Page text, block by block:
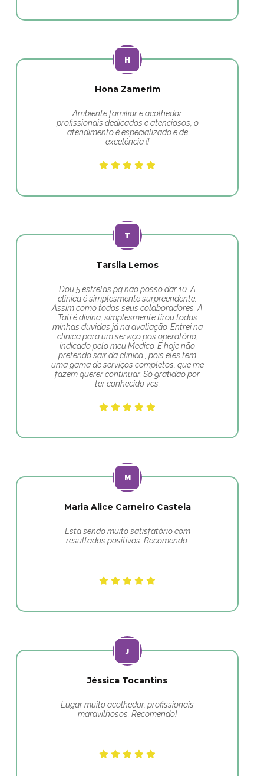
Hona Zamerim
Ambiente familiar e acolhedor
profissionais dedicados e atenciosos, o
atendimento é especializado e de
excelência.!!
Tarsila Lemos
Dou 5 estrelas pq nao posso dar 10. A
clinica é simplesmente surpreendente.
Assim como todos seus colaboradores. A
Tati é divina, simplesmente tirou todas
minhas duvidas já na avaliação. Entrei na
clínica para um serviço pos operatório,
indicado pelo meu Medico. E hoje não
pretendo sair da clinica , pois eles tem
uma gama de serviços completos, que me
fazem querer continuar. Só gratidão por
ter conhecido vcs.
Maria Alice Carneiro Castela
Está sendo muito satisfatório com
resultados positivos. Recomendo.
Jéssica Tocantins
Lugar muito acolhedor, profissionais
maravilhosos. Recomendo!